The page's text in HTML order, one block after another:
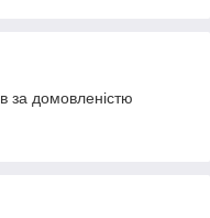
за домовленістю